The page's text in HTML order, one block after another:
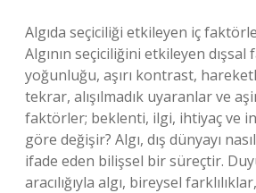
Algıda seçiciliği etkileyen iç
Algının seçiciliğini etkileyen
yoğunluğu, aşırı kontrast,
tekrar, alışılmadık uyaranlar ve
faktörler; beklenti, ilgi, ihtiyaç ve
göre değişir? Algı, dış dünyayı nasıl
ifade eden bilişsel bir süreçtir.
aracılığıyla algı, bireysel